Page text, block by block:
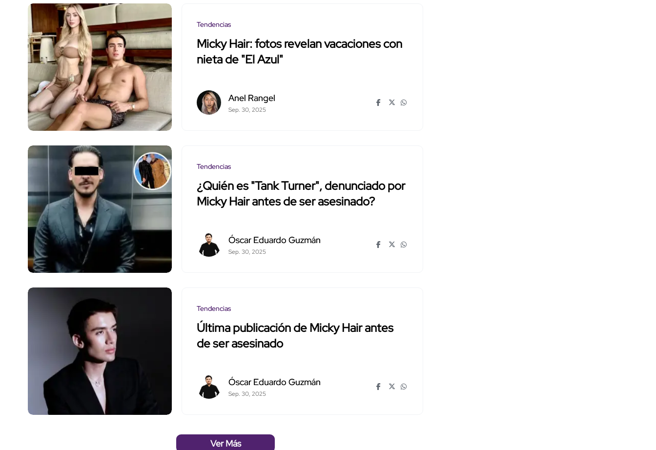
Tendencias
Micky Hair: fotos revelan vacaciones con
nieta de "El Azul"
Anel Rangel
Sep. 30, 2025
Tendencias
¿Quién es "Tank Turner", denunciado por
Micky Hair antes de ser asesinado?
Óscar Eduardo Guzmán
Sep. 30, 2025
Tendencias
Última publicación de Micky Hair antes
de ser asesinado
Óscar Eduardo Guzmán
Sep. 30, 2025
Ver Más